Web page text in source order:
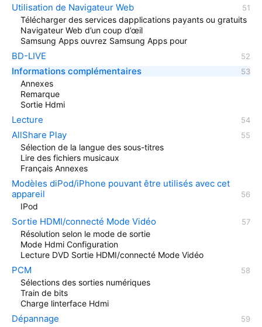
Utilisation de Navigateur Web
Télécharger des services dapplications payants ou gratuits
Navigateur Web d’un coup d’œil
Samsung Apps ouvrez Samsung Apps pour
BD-LIVE
Informations complémentaires
Annexes
Remarque
Sortie Hdmi
Lecture
AllShare Play
Sélection de la langue des sous-titres
Lire des fichiers musicaux
Français Annexes
Modèles diPod/iPhone pouvant être utilisés avec cet
appareil
IPod
Sortie HDMI/connecté Mode Vidéo
Résolution selon le mode de sortie
Mode Hdmi Configuration
Lecture DVD Sortie HDMI/connecté Mode Vidéo
PCM
Sélections des sorties numériques
Train de bits
Charge linterface Hdmi
Dépannage